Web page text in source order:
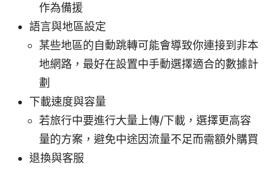
作為備援
語言與地區設定
某些地區的自動跳轉可能會導致你連接到非本
地網路，最好在設置中手動選擇適合的數據計
劃
下載速度與容量
若旅行中要進行大量上傳/下載，選擇更高容
量的方案，避免中途因流量不足而需額外購買
退換與客服